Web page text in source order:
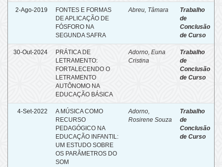
2-Ago-2019
FONTES E FORMAS
DE APLICAÇÃO DE
FÓSFORO NA
SEGUNDA SAFRA
Abreu, Tâmara
Trabalho
de
Conclusão
de Curso
30-Out-2024
PRÁTICA DE
LETRAMENTO:
FORTALECENDO O
LETRAMENTO
AUTÔNOMO NA
EDUCAÇÃO BÁSICA
Adorno, Euna
Cristina
Trabalho
de
Conclusão
de Curso
4-Set-2022
A MÚSICA COMO
RECURSO
PEDAGÓGICO NA
EDUCAÇÃO INFANTIL:
UM ESTUDO SOBRE
OS PARÂMETROS DO
SOM
Adorno,
Rosirene Souza
Trabalho
de
Conclusão
de Curso